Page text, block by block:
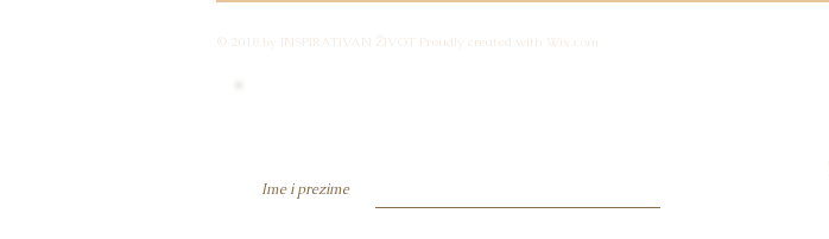
© 2018 by INSPIRATIVAN ŽIVOT Proudly created with Wix.com
Ime i prezime